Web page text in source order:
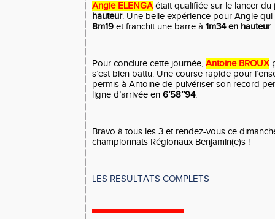
Angie ELENGAétait qualifiée sur le lancer du
hauteur. Une belle expérience pour Angie
8m19 et franchit une barre à 1m34 en hauteur.
Pour conclure cette journée, Antoine BROUX
s’est bien battu. Une course rapide pour
permis à Antoine de pulvériser son record
ligne d’arrivée en 6’58’’94.
Bravo à tous les 3 et rendez-vous ce
championnats Régionaux Benjamin(e)s !
LES RESULTATS COMPLETS